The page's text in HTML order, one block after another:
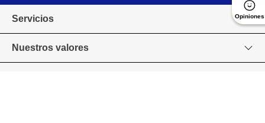
Servicios
Nuestros valores
Opiniones